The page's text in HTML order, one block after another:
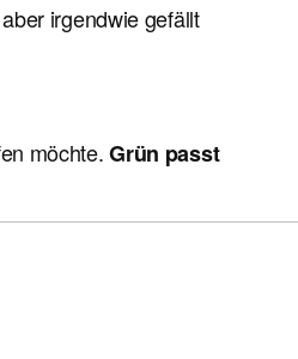
irgendwie gefällt
möchte.Grün passt